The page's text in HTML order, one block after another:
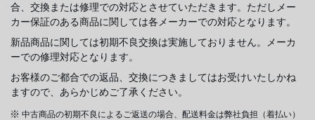
合、交換または修理での対応とさせていただきます。ただしメー
カー保証のある商品に関しては各メーカーでの対応となります。
新品商品に関しては初期不良交換は実施しておりません。メーカ
ーでの修理対応となります。
お客様のご都合での返品、交換につきましてはお受けいたしかね
ますので、あらかじめご了承ください。
中古商品の初期不良によるご返送の場合、配送料金は弊社負担（着払い）